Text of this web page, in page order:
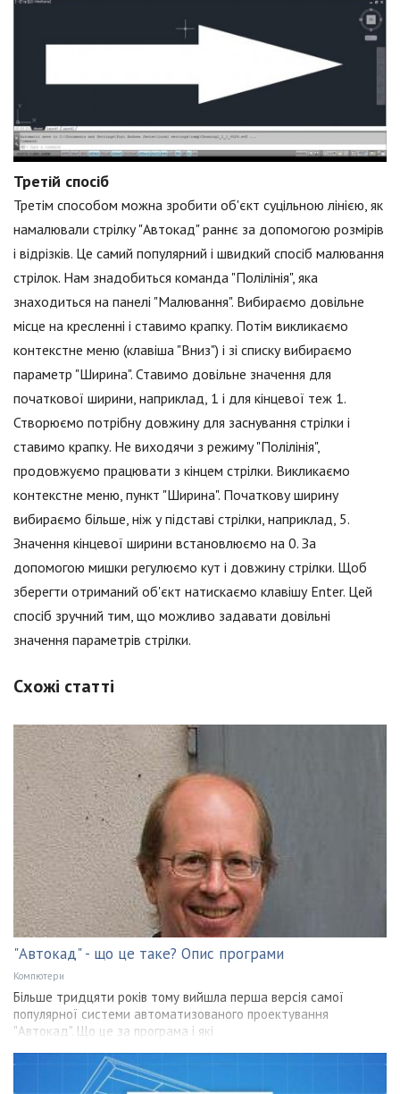
Третій спосіб
Третім способом можна зробити об'єкт суцільною лінією, як
намалювали стрілку "Автокад" раннє за допомогою розмірів
і відрізків. Це самий популярний і швидкий спосіб малювання
стрілок. Нам знадобиться команда "Полілінія", яка
знаходиться на панелі "Малювання". Вибираємо довільне
місце на кресленні і ставимо крапку. Потім викликаємо
контекстне меню (клавіша "Вниз") і зі списку вибираємо
параметр "Ширина". Ставимо довільне значення для
початкової ширини, наприклад, 1 і для кінцевої теж 1.
Створюємо потрібну довжину для заснування стрілки і
ставимо крапку. Не виходячи з режиму "Полілінія",
продовжуємо працювати з кінцем стрілки. Викликаємо
контекстне меню, пункт "Ширина". Початкову ширину
вибираємо більше, ніж у підставі стрілки, наприклад, 5.
Значення кінцевої ширини встановлюємо на 0. За
допомогою мишки регулюємо кут і довжину стрілки. Щоб
зберегти отриманий об'єкт натискаємо клавішу Enter. Цей
спосіб зручний тим, що можливо задавати довільні
значення параметрів стрілки.
Схожі статті
"Автокад" - що це таке? Опис програми
Компютери
Більше тридцяти років тому вийшла перша версія самої
популярної системи автоматизованого проектування
"Автокад". Що це за програма і які